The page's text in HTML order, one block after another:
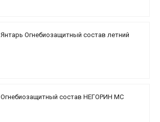
Янтарь Огнебиозащитный состав летний
Огнебиозащитный состав НЕГОРИН МС